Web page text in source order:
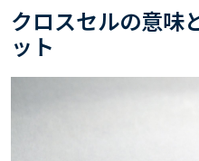
クロスセルの意味
ット